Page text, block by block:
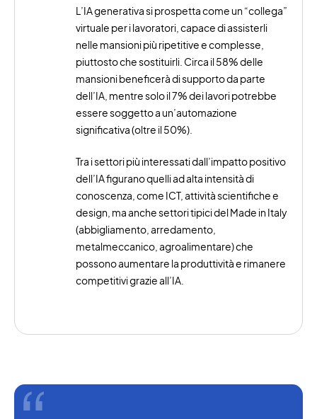
L’IA generativa si prospetta come un “collega”
virtuale per i lavoratori, capace di assisterli
nelle mansioni più ripetitive e complesse,
piuttosto che sostituirli. Circa il 58% delle
mansioni beneficerà di supporto da parte
dell’IA, mentre solo il 7% dei lavori potrebbe
essere soggetto a un’automazione
significativa (oltre il 50%).
Tra i settori più interessati dall’impatto positivo
dell’IA figurano quelli ad alta intensità di
conoscenza, come ICT, attività scientifiche e
design, ma anche settori tipici del Made in Italy
(abbigliamento, arredamento,
metalmeccanico, agroalimentare) che
possono aumentare la produttività e rimanere
competitivi grazie all’IA.